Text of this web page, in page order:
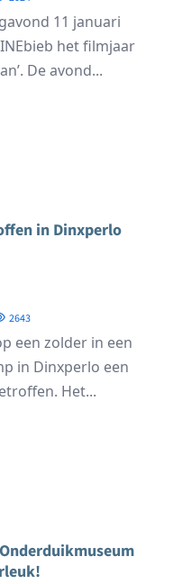
11 januari
het filmjaar
De avond...
in Dinxperlo
2643
een zolder in een
in Dinxperlo een
Het...